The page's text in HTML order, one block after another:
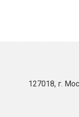
127018, г.